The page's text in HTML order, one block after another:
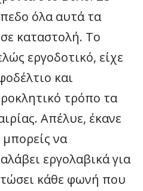
όλα αυτά τα
καταστολή. Το
εργοδοτικό, είχε
και
τρόπο τα
Απέλυε, έκανε
να
εργολαβικά για
κάθε φωνή που